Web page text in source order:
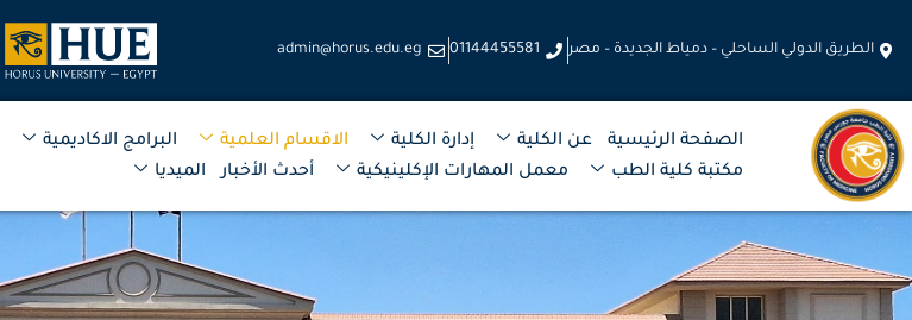
إلى
الطريق الدولي الساحلي – دمياط الجديدة – مصر 01144455581
admin@horus.edu.eg
الصفحة الرئيسية عن الكلية إدارة الكلية الاقسام العلمية البرامج الاكاديمية
مكتبة كلية الطب
معمل المهارات الإكلينيكية أحدث الأخبار الميديا